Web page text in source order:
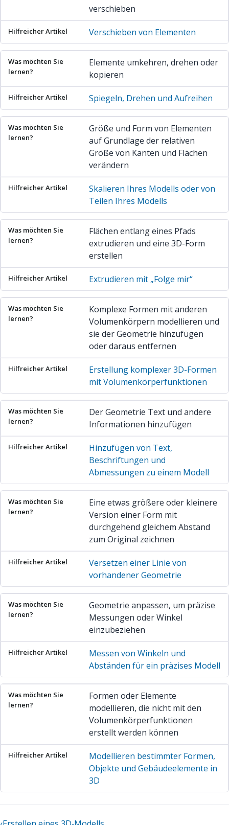
verschieben
Verschieben von Elementen
Elemente umkehren, drehen oder
kopieren
Spiegeln, Drehen und Aufreihen
Größe und Form von Elementen
auf Grundlage der relativen
Größe von Kanten und Flächen
verändern
Skalieren Ihres Modells oder von
Teilen Ihres Modells
Flächen entlang eines Pfads
extrudieren und eine 3D-Form
erstellen
Extrudieren mit „Folge mir“
Komplexe Formen mit anderen
Volumenkörpern modellieren und
sie der Geometrie hinzufügen
oder daraus entfernen
Erstellung komplexer 3D-Formen
mit Volumenkörperfunktionen
Der Geometrie Text und andere
Informationen hinzufügen
Hinzufügen von Text,
Beschriftungen und
Abmessungen zu einem Modell
Eine etwas größere oder kleinere
Version einer Form mit
durchgehend gleichem Abstand
zum Original zeichnen
Versetzen einer Linie von
vorhandener Geometrie
Geometrie anpassen, um präzise
Messungen oder Winkel
einzubeziehen
Messen von Winkeln und
Abständen für ein präzises Modell
Formen oder Elemente
modellieren, die nicht mit den
Volumenkörperfunktionen
erstellt werden können
Modellieren bestimmter Formen,
Objekte und Gebäudeelemente in
3D